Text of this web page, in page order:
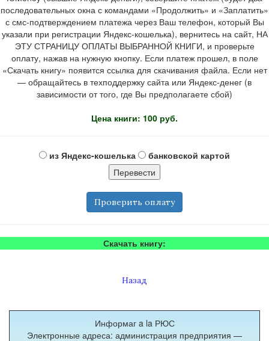
последовательных окна с командами «Продолжить» и «Заплатить»
с смс-подтверждением платежа через Ваш телефон, который Вы
указали при регистрации Яндекс-кошелька), вернитесь на сайт, НА
ЭТУ СТРАНИЦУ ОПЛАТЫ ВЫБРАННОЙ КНИГИ, и проверьте
оплату, нажав на нужную кнопку. Если платеж прошел, в поле
«Скачать книгу» появится ссылка для скачивания файла. Если нет
— обращайтесь в техподдержку сайта или Яндекс-денег (в
зависимости от того, где Вы предполагаете сбой)
Цена книги: 100 руб.
из Яндекс-кошелька банковской картой
Проверить оплату
Скачать книгу:
Назад
Информаг a la РЮС
Электронные адреса: администрация предприятия —